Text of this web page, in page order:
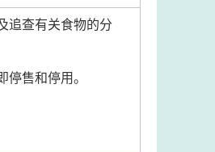
追查有关食物的分
售和停用。